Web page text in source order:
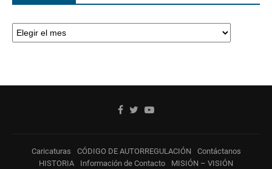
Caricaturas CÓDIGO DE AUTORREGULACIÓN
Contáctanos
HISTORIA
Información de Contacto MISIÓN – VISIÓN